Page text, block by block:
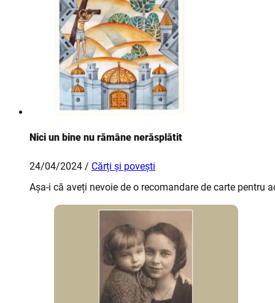
Nici un bine nu rămâne nerăsplătit
24/04/2024 / Cărți și povești
Așa-i că aveți nevoie de o recomandare de carte pentru